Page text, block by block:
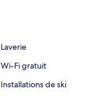
Laverie
Wi-Fi gratuit
Installations de ski